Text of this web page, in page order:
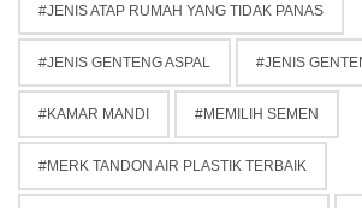
JENIS ATAP RUMAH YANG TIDAK PANAS
JENIS GENTENG ASPAL JENIS
KAMAR MANDI MEMILIH SEMEN
MERK TANDON AIR PLASTIK TERBAIK